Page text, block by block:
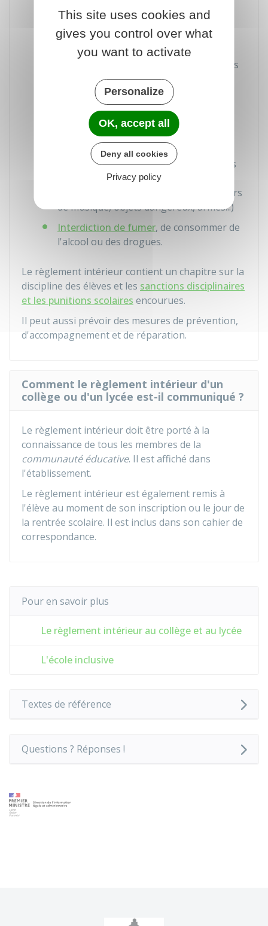
Conditions d'accès aux locaux
Sortie des élèves durant les temps libres
entre les cours
Contrôle et gestion des retards et des
absences
Organisation des études
Usage ou interdiction de certains objets
personnels (téléphoneet smartphone,
ordinateurs portables, tablettes, lecteurs
de musique, objets dangereux, armes...)
Interdiction de fumer, de consommer de
l'alcool ou des drogues.
Le règlement intérieur contient un chapitre sur la
discipline des élèves et les sanctions disciplinaires
et les punitions scolaires encourues.
Il peut aussi prévoir des mesures de prévention,
d'accompagnement et de réparation.
Comment le règlement intérieur d'un
collège ou d'un lycée est-il communiqué ?
Le règlement intérieur doit être porté à la
connaissance de tous les membres de la
communauté éducative. Il est affiché dans
l'établissement.
Le règlement intérieur est également remis à
l'élève au moment de son inscription ou le jour de
la rentrée scolaire. Il est inclus dans son cahier de
correspondance.
Pour en savoir plus
Le règlement intérieur au collège et au lycée
L'école inclusive
Textes de référence
Questions ? Réponses !
This site uses cookies and
gives you control over what
you want to activate
Personalize
OK, accept all
Deny all cookies
Privacy policy